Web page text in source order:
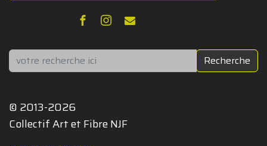
Rechercher Recherche
© 2013-2026
Collectif Art et Fibre NJF